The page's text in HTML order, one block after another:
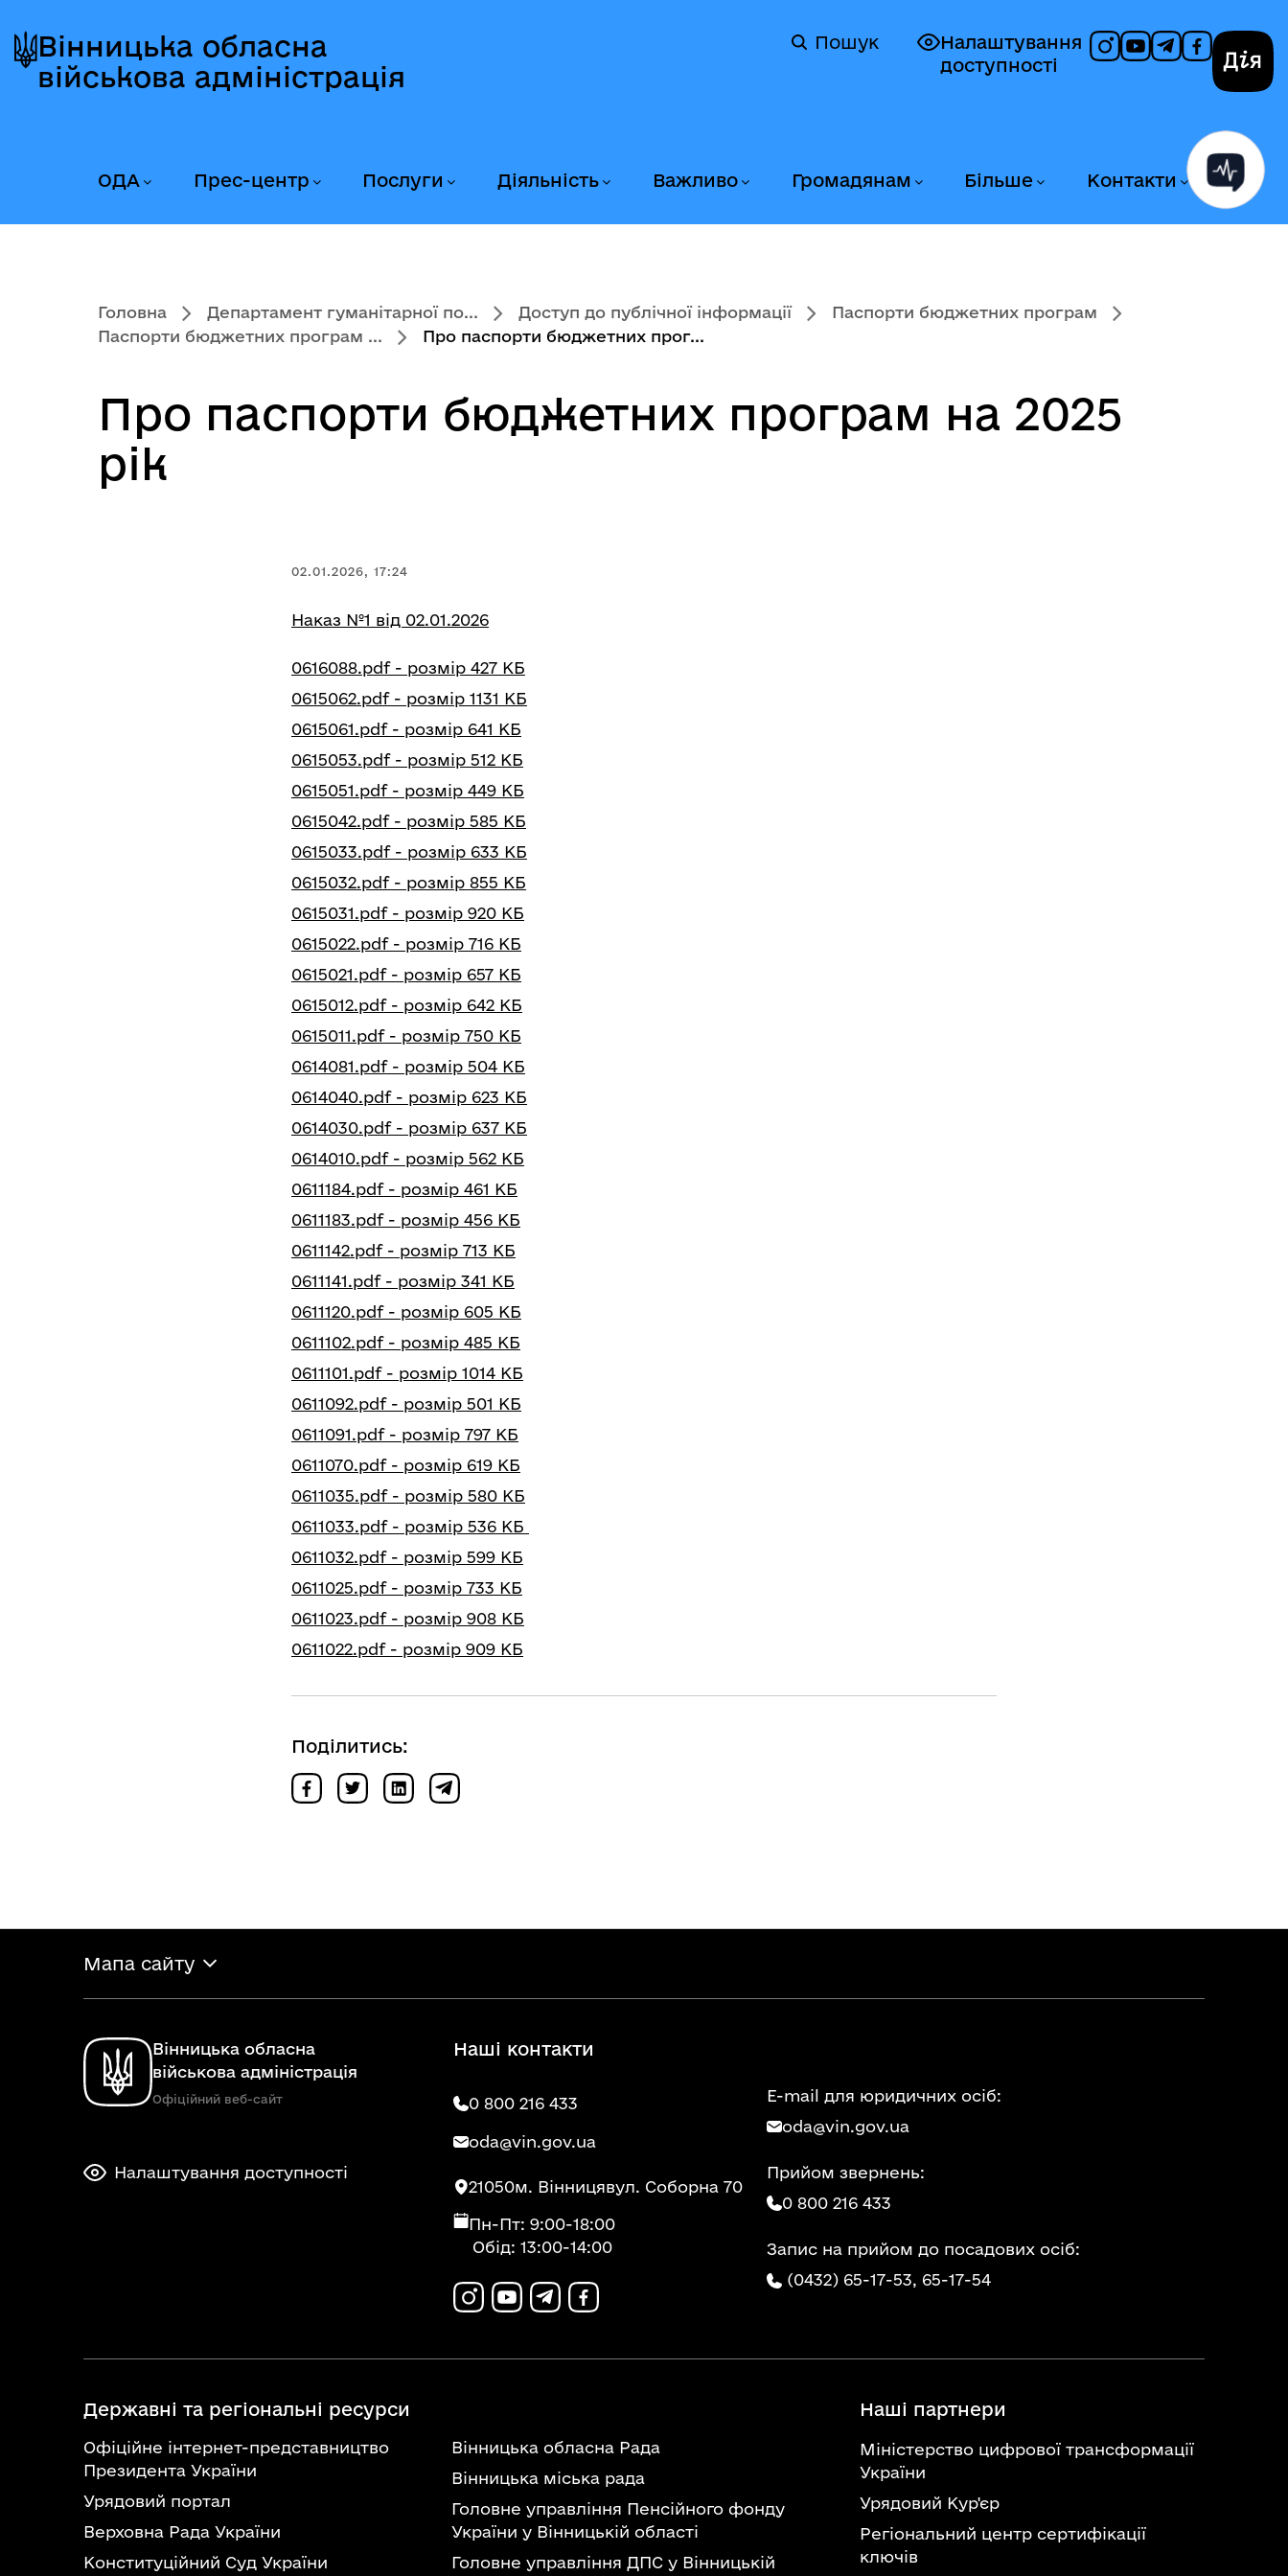
до
головного
до
головного
вмісту
до
головного
колонтитула
Вінницька обласна
військова адміністрація
Налаштування
доступності
Пошук
ОДА Прес-центр Послуги Діяльність Важливо Громадянам Більше Контакти
Головна Департамент гуманітарної по... Доступ до публічної інформації
Паспорти бюджетних програм
Паспорти бюджетних програм ...
Про паспорти бюджетних прог...
Про паспорти бюджетних програм на 2025
рік
02.01.2026, 17:24
Наказ №1 від 02.01.2026
0616088.pdf - розмір 427 КБ
0615062.pdf - розмір 1131 КБ
0615061.pdf - розмір 641 КБ
0615053.pdf - розмір 512 КБ
0615051.pdf - розмір 449 КБ
0615042.pdf - розмір 585 КБ
0615033.pdf - розмір 633 КБ
0615032.pdf - розмір 855 КБ
0615031.pdf - розмір 920 КБ
0615022.pdf - розмір 716 КБ
0615021.pdf - розмір 657 КБ
0615012.pdf - розмір 642 КБ
0615011.pdf - розмір 750 КБ
0614081.pdf - розмір 504 КБ
0614040.pdf - розмір 623 КБ
0614030.pdf - розмір 637 КБ
0614010.pdf - розмір 562 КБ
0611184.pdf - розмір 461 КБ
0611183.pdf - розмір 456 КБ
0611142.pdf - розмір 713 КБ
0611141.pdf - розмір 341 КБ
0611120.pdf - розмір 605 КБ
0611102.pdf - розмір 485 КБ
0611101.pdf - розмір 1014 КБ
0611092.pdf - розмір 501 КБ
0611091.pdf - розмір 797 КБ
0611070.pdf - розмір 619 КБ
0611035.pdf - розмір 580 КБ
0611033.pdf - розмір 536 КБ
0611032.pdf - розмір 599 КБ
0611025.pdf - розмір 733 КБ
0611023.pdf - розмір 908 КБ
0611022.pdf - розмір 909 КБ
Поділитись:
Мапа сайту
Вінницька обласна
військова адміністрація
Офіційний веб-сайт
Налаштування доступності
Наші контакти
0 800 216 433
oda@vin.gov.ua
21050м. Вінницявул. Соборна 70
Пн-Пт: 9:00-18:00
Обід: 13:00-14:00
E-mail для юридичних осіб:
oda@vin.gov.ua
Прийом звернень:
0 800 216 433
Запис на прийом до посадових осіб:
(0432) 65-17-53, 65-17-54
Державні та регіональні ресурси
Офіційне інтернет-представництво
Президента України
Урядовий портал
Верховна Рада України
Конституційний Суд України
Вінницька обласна Рада
Вінницька міська рада
Головне управління Пенсійного фонду
України у Вінницькій області
Головне управління ДПС у Вінницькій
Наші партнери
Міністерство цифрової трансформації
України
Урядовий Кур'єр
Регіональний центр сертифікації
ключів